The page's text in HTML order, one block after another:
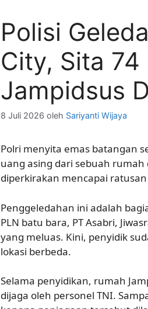
Polisi
City, Sita 74
Jampidsus
8 Juli 2026 oleh Sariyanti Wijaya
Polri menyita emas batangan
uang asing dari sebuah rumah
diperkirakan mencapai
Penggeledahan ini adalah
PLN batu bara, PT Asabri,
yang meluas. Kini, penyidik
lokasi berbeda.
Selama penyidikan, rumah
dijaga oleh personel TNI.